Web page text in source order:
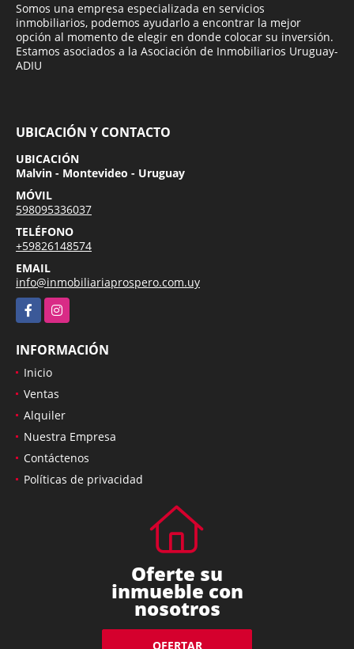
Somos una empresa especializada en servicios
inmobiliarios, podemos ayudarlo a encontrar la mejor
opción al momento de elegir en donde colocar su inversión.
Estamos asociados a la Asociación de Inmobiliarios Uruguay-
ADIU
UBICACIÓN Y CONTACTO
UBICACIÓN
Malvin - Montevideo - Uruguay
MÓVIL
598095336037
TELÉFONO
+59826148574
EMAIL
info@inmobiliariaprospero.com.uy
FacebookInstagram
INFORMACIÓN
Inicio
Ventas
Alquiler
Nuestra Empresa
Contáctenos
Políticas de privacidad
Oferte su
inmueble con
nosotros
OFERTAR